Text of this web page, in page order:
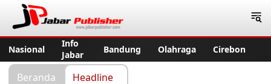
Nasional
Info
Jabar
Bandung Olahraga Cirebon
Beranda Headline